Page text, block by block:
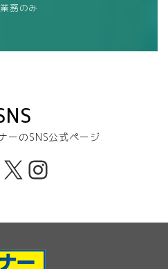
務のみ
ーのSNS公式ページ
X Instagram